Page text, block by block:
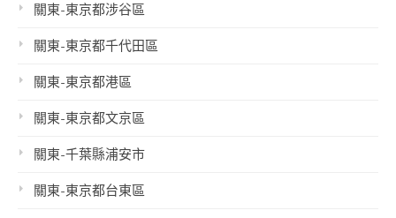
關東-東京都涉谷區
關東-東京都千代田區
關東-東京都港區
關東-東京都文京區
關東-千葉縣浦安市
關東-東京都台東區